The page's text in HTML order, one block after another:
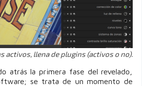
activos, llena de plugins (activos o no).
atrás la primera fase del revelado,
se trata de un momento de